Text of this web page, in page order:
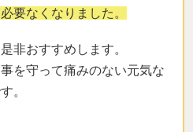
要なくなりました。
非おすすめします。
を守って痛みのない元気な
。